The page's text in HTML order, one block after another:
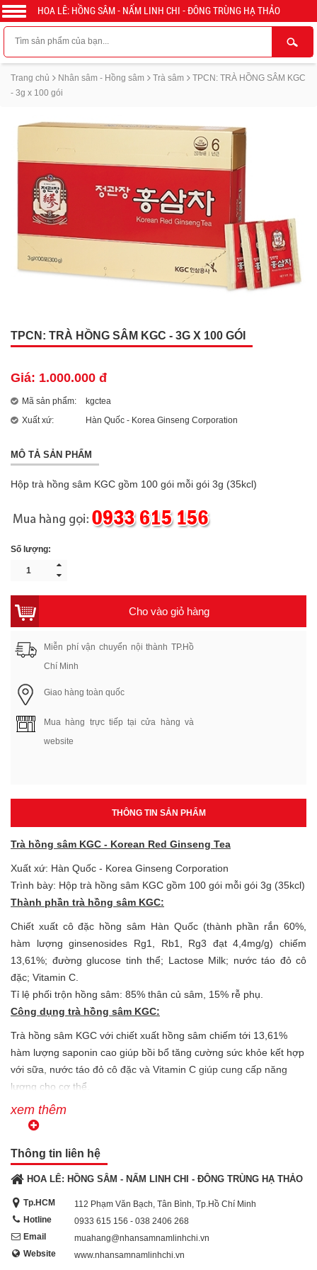
HOA LÊ: HỒNG SÂM - NẤM LINH CHI - ĐÔNG TRÙNG HẠ THẢO
Trang chủ Nhân sâm - Hồng sâm Trà sâm
TPCN: TRÀ HỒNG SÂM KGC
- 3g x 100 gói
TPCN: TRÀ HỒNG SÂM KGC - 3G X 100 GÓI
Giá: 1.000.000 đ
Mã sản phẩm:
kgctea
Xuất xứ:
Hàn Quốc - Korea Ginseng Corporation
MÔ TẢ SẢN PHẨM
Hộp trà hồng sâm KGC gồm 100 gói mỗi gói 3g (35kcl)
Số lượng:
Cho vào giỏ hàng
Miễn phí vận chuyển nội thành TP.Hồ
Chí Minh
Giao hàng toàn quốc
Mua hàng trực tiếp tại cửa hàng và
website
THÔNG TIN SẢN PHẨM
Trà hồng sâm KGC - Korean Red Ginseng Tea
Xuất xứ: Hàn Quốc - Korea Ginseng Corporation
Trình bày: Hộp trà hồng sâm KGC gồm 100 gói mỗi gói 3g (35kcl)
Thành phần trà hồng sâm KGC:
Chiết xuất cô đặc hồng sâm Hàn Quốc (thành phần rắn 60%,
hàm lượng ginsenosides Rg1, Rb1, Rg3 đạt 4,4mg/g) chiếm
13,61%; đường glucose tinh thể; Lactose Milk; nước táo đỏ cô
đặc; Vitamin C.
Tỉ lệ phối trộn hồng sâm: 85% thân củ sâm, 15% rễ phụ.
Công dụng trà hồng sâm KGC:
Trà hồng sâm KGC với chiết xuất hồng sâm chiếm tới 13,61%
hàm lượng saponin cao giúp bồi bổ tăng cường sức khỏe kết hợp
với sữa, nước táo đỏ cô đặc và Vitamin C giúp cung cấp năng
lượng cho cơ thể.
Với chiết xuất tập trung ginsenosides Rg1, Rb1, Rg3 trong trà
hồng sâm KGC giúp:
- Tăng cường khả năng miễn dịch của cơ thể, giảm mệt mỏi từ cơ
bắp lẫn thần kinh
ngừa máu đông vón cục giảm thiểu nguy cơ tai biến nhồi máu
não, đồng thời giúp cải thiện trí nhớ. Ngoài ra khả năng phân giải
chất béo, giảm cholesterol trong máu của ginsenoside Rb1 giúp
phòng ngừa các bệnh mỡ máu.
xem thêm
Thông tin liên hệ
HOA LÊ: HỒNG SÂM - NẤM LINH CHI - ĐÔNG TRÙNG HẠ THẢO
Tp.HCM
112 Phạm Văn Bạch, Tân Bình, Tp.Hồ Chí Minh
Hotline
0933 615 156 - 038 2406 268
Email
muahang@nhansamnamlinhchi.vn
Website
www.nhansamnamlinhchi.vn